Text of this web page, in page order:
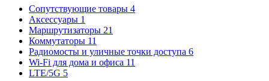
Сопутствующие товары 4
Аксессуары 1
Маршрутизаторы 21
Коммутаторы 11
Радиомосты и уличные точки доступа 6
Wi-Fi для дома и офиса 11
LTE/5G 5